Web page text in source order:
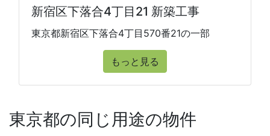
新宿区下落合4丁目21 新築工事
東京都新宿区下落合4丁目570番21の一部
もっと見る
東京都の同じ用途の物件